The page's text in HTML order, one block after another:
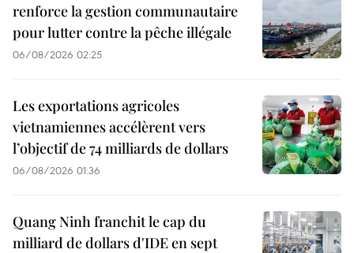
renforce la gestion communautaire
pour lutter contre la pêche illégale
06/08/2026 02:25
Les exportations agricoles
vietnamiennes accélèrent vers
l’objectif de 74 milliards de dollars
06/08/2026 01:36
Quang Ninh franchit le cap du
milliard de dollars d'IDE en sept